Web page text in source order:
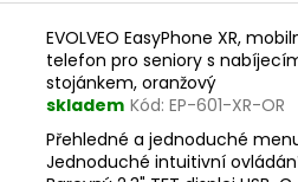
EVOLVEO EasyPhone XR,
telefon pro seniory s
stojánkem, oranžový
skladem Kód: EP-601-XR-OR
Přehledné a jednoduché
Jednoduché intuitivní